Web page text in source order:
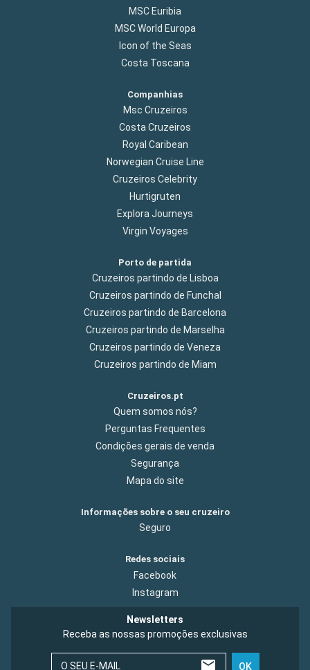
MSC Euribia
MSC World Europa
Icon of the Seas
Costa Toscana
Companhias
Msc Cruzeiros
Costa Cruzeiros
Royal Caribean
Norwegian Cruise Line
Cruzeiros Celebrity
Hurtigruten
Explora Journeys
Virgin Voyages
Porto de partida
Cruzeiros partindo de Lisboa
Cruzeiros partindo de Funchal
Cruzeiros partindo de Barcelona
Cruzeiros partindo de Marselha
Cruzeiros partindo de Veneza
Cruzeiros partindo de Miam
Cruzeiros.pt
Quem somos nós?
Perguntas Frequentes
Condições gerais de venda
Segurança
Mapa do site
Informações sobre o seu cruzeiro
Seguro
Redes sociais
Facebook
Instagram
Newsletters
Receba as nossas promoções exclusivas
O SEU E-MAIL OK